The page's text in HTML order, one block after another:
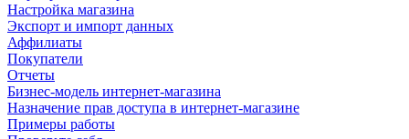
Настройка магазина
Экспорт и импорт данных
Аффилиаты
Покупатели
Отчеты
Бизнес-модель интернет-магазина
Назначение прав доступа в интернет-магазине
Примеры работы